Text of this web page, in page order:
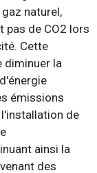
naturel,
pas de CO2 lors
Cette
diminuer la
émissions
l'installation de
ainsi la
des